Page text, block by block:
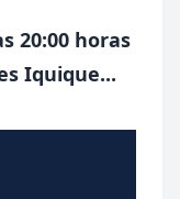
20:00 horas
Iquique...